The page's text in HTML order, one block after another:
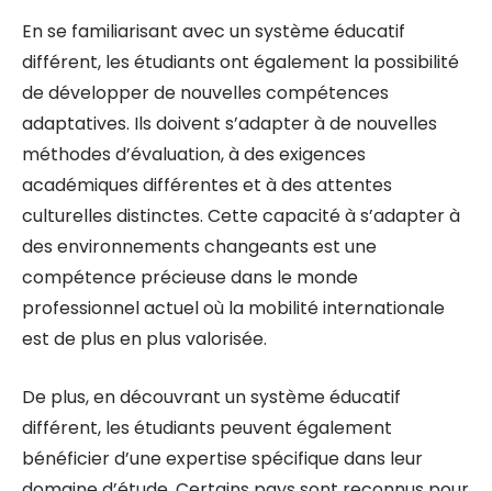
En se familiarisant avec un système éducatif
différent, les étudiants ont également la possibilité
de développer de nouvelles compétences
adaptatives. Ils doivent s’adapter à de nouvelles
méthodes d’évaluation, à des exigences
académiques différentes et à des attentes
culturelles distinctes. Cette capacité à s’adapter à
des environnements changeants est une
compétence précieuse dans le monde
professionnel actuel où la mobilité internationale
est de plus en plus valorisée.
De plus, en découvrant un système éducatif
différent, les étudiants peuvent également
bénéficier d’une expertise spécifique dans leur